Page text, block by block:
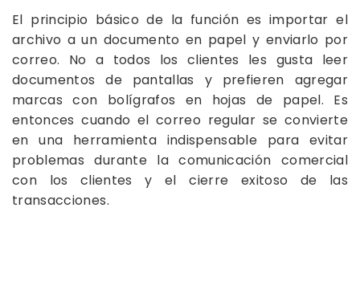
El principio básico de la función es importar el
archivo a un documento en papel y enviarlo por
correo. No a todos los clientes les gusta leer
documentos de pantallas y prefieren agregar
marcas con bolígrafos en hojas de papel. Es
entonces cuando el correo regular se convierte
en una herramienta indispensable para evitar
problemas durante la comunicación comercial
con los clientes y el cierre exitoso de las
transacciones.